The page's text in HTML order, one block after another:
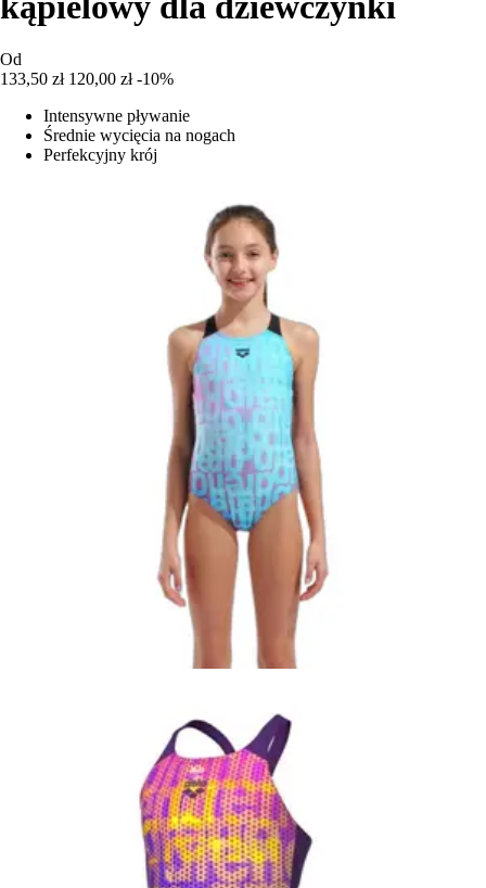
Od
133,50 zł 120,00 zł -10%
Intensywne pływanie
Średnie wycięcia na nogach
Perfekcyjny krój